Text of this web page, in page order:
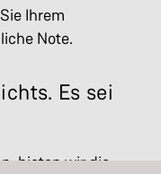
Ihrem
Note.
Es sei
bieten wir die